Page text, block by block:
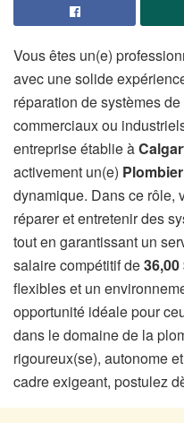
Vous êtes un(e)
avec une solide
réparation de systèmes
commerciaux ou
entreprise établie à
activement un(e)
dynamique. Dans ce rôle,
réparer et entretenir des
tout en garantissant un
salaire compétitif de36,00
flexibles et un
opportunité idéale pour
dans le domaine de la
rigoureux(se), autonome
cadre exigeant, postulez